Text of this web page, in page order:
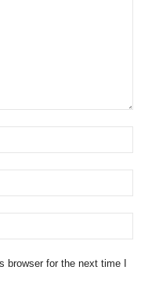
browser for the next time I